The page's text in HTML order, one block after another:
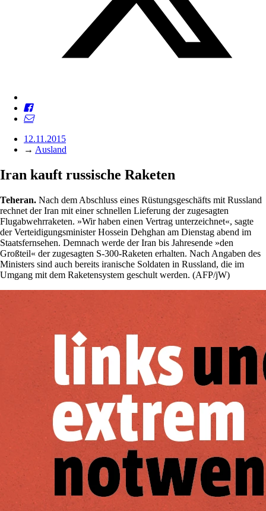
12.11.2015
→ Ausland
Iran kauft russische Raketen
Teheran. Nach dem Abschluss eines Rüstungsgeschäfts mit Russland
rechnet der Iran mit einer schnellen Lieferung der zugesagten
Flugabwehrraketen. »Wir haben einen Vertrag unterzeichnet«, sagte
der Verteidigungsminister Hossein Dehghan am Dienstag abend im
Staatsfernsehen. Demnach werde der Iran bis Jahresende »den
Großteil« der zugesagten S-300-Raketen erhalten. Nach Angaben des
Ministers sind auch bereits iranische Soldaten in Russland, die im
Umgang mit dem Raketensystem geschult werden. (AFP/jW)